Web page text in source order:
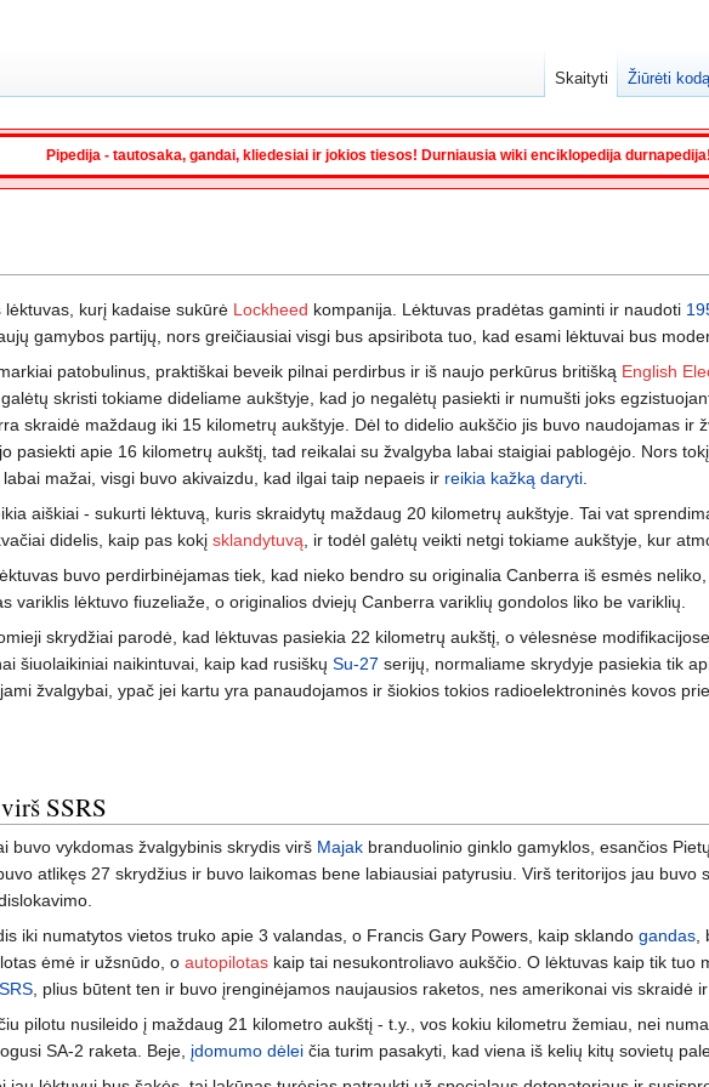
Pipedija - tautosaka, gandai, kliedesiai ir jokios tiesos! Durniausia wiki enciklopedija durnapedija!
lėktuvas, kurį kadaise sukūrė Lockheed kompanija. Lėktuvas pradėtas gaminti ir naudoti
gamybos partijų, nors greičiausiai visgi bus apsiribota tuo, kad esami lėktuvai bus
patobulinus, praktiškai beveik pilnai perdirbus ir iš naujo perkūrus britišką English
skristi tokiame dideliame aukštyje, kad jo negalėtų pasiekti ir numušti joks
skraidė maždaug iki 15 kilometrų aukštyje. Dėl to didelio aukščio jis buvo naudojamas ir
pasiekti apie 16 kilometrų aukštį, tad reikalai su žvalgyba labai staigiai pablogėjo. Nors
mažai, visgi buvo akivaizdu, kad ilgai taip nepaeis ir reikia kažką daryti
aiškiai - sukurti lėktuvą, kuris skraidytų maždaug 20 kilometrų aukštyje. Tai vat
didelis, kaip pas kokį sklandytuvą , ir todėl galėtų veikti netgi tokiame aukštyje, kur
buvo perdirbinėjamas tiek, kad nieko bendro su originalia Canberra iš esmės
variklis lėktuvo fiuzeliaže, o originalios dviejų Canberra variklių gondolos liko be variklių.
skrydžiai parodė, kad lėktuvas pasiekia 22 kilometrų aukštį, o vėlesnėse
šiuolaikiniai naikintuvai, kaip kad rusiškų Su-27 serijų, normaliame skrydyje pasiekia tik
žvalgybai, ypač jei kartu yra panaudojamos ir šiokios tokios radioelektroninės kovos
SSRS
buvo vykdomas žvalgybinis skrydis virš Majak branduolinio ginklo gamyklos, esančios Pietų
atlikęs 27 skrydžius ir buvo laikomas bene labiausiai patyrusiu. Virš teritorijos jau
iki numatytos vietos truko apie 3 valandas, o Francis Gary Powers, kaip sklando gandas
ėmė ir užsnūdo, o autopilotas kaip tai nesukontroliavo aukščio. O lėktuvas kaip tik
, plius būtent ten ir buvo įrenginėjamos naujausios raketos, nes amerikonai vis skraidė
pilotu nusileido į maždaug 21 kilometro aukštį - t.y., vos kokiu kilometru žemiau, nei
SA-2 raketa. Beje, įdomumo dėlei čia turim pasakyti, kad viena iš kelių kitų sovietų
Skaityti Žiūrėti